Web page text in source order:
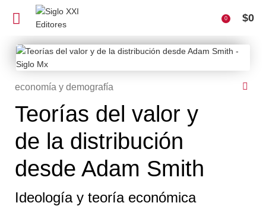
0 $0
economía y demografía
Teorías del valor y
de la distribución
desde Adam Smith
Ideología y teoría económica